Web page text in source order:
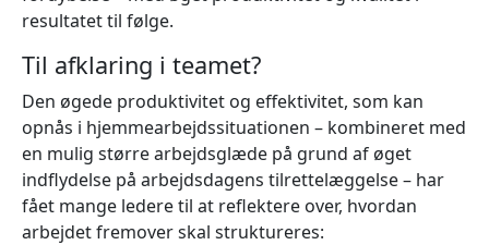
resultatet til følge.
Til afklaring i teamet?
Den øgede produktivitet og effektivitet, som kan
opnås i hjemmearbejdssituationen – kombineret med
en mulig større arbejdsglæde på grund af øget
indflydelse på arbejdsdagens tilrettelæggelse – har
fået mange ledere til at reflektere over, hvordan
arbejdet fremover skal struktureres: